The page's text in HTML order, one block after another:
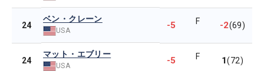
24
ベン・クレーン
USA -5 F -2(69)
24
マット・エブリー
USA -5 F 1(72)